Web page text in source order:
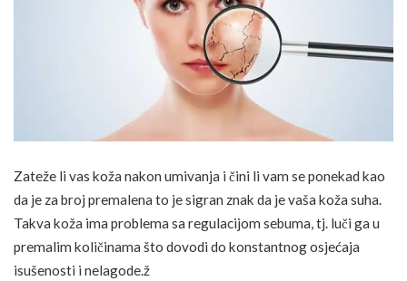
Zateže li vas koža nakon umivanja i čini li vam se ponekad kao
da je za broj premalena to je sigran znak da je vaša koža suha.
Takva koža ima problema sa regulacijom sebuma, tj. luči ga u
premalim količinama što dovodi do konstantnog osjećaja
isušenosti i nelagode.ž